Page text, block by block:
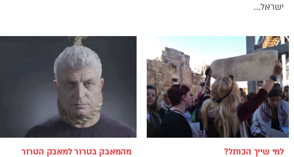
ישראל,…
למי שייך הכותל? מהמאבק בטרור למאבק הטרור